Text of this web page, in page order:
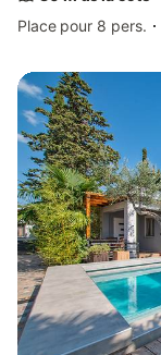
Place pour 8 pers.